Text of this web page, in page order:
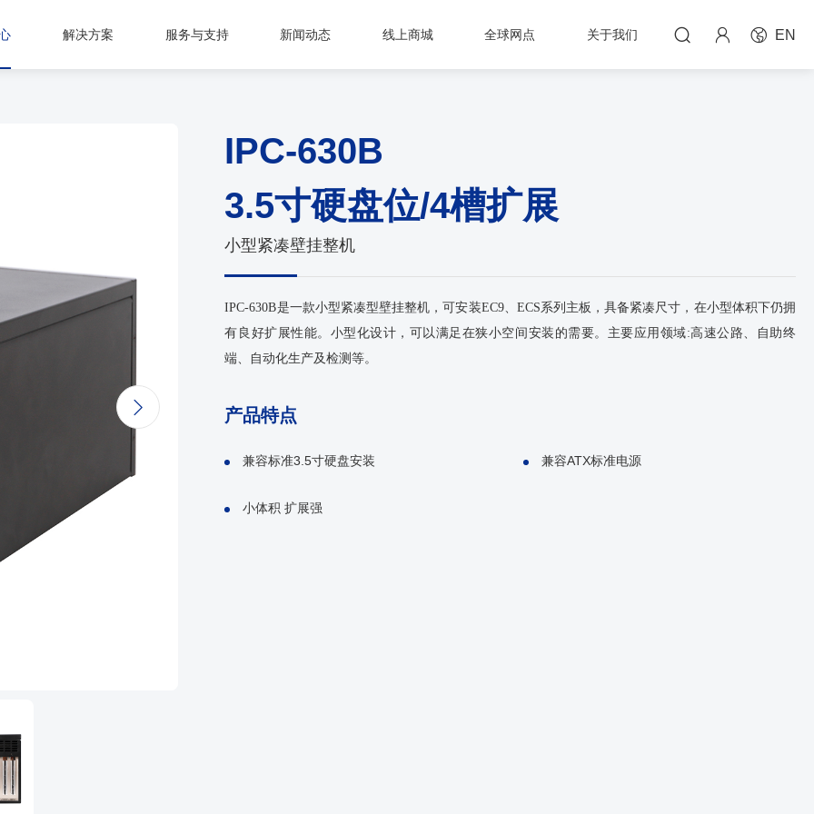
解决方案 服务与支持 新闻动态 线上商城 全球网点 关于我们    EN

IPC-630B
3.5寸硬盘位/4槽扩展
小型紧凑壁挂整机
IPC-630B是一款小型紧凑型壁挂整机，可安装EC9、ECS系列主板，具备紧凑尺寸，在小型体积下仍拥
有良好扩展性能。小型化设计，可以满足在狭小空间安装的需要。主要应用领域:高速公路、自助终
端、自动化生产及检测等。
产品特点
兼容标准3.5寸硬盘安装 兼容ATX标准电源
小体积 扩展强